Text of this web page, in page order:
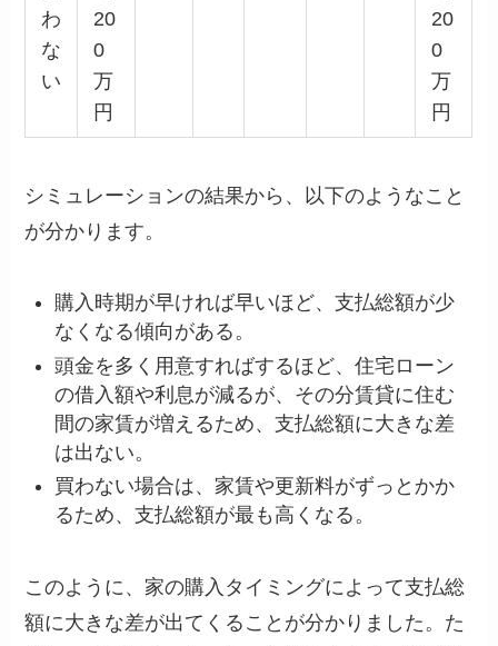
わ
な
い
20
0
万
円
20
0
万
円
シミュレーションの結果から、以下のようなこと
が分かります。
購入時期が早ければ早いほど、支払総額が少
なくなる傾向がある。
頭金を多く用意すればするほど、住宅ローン
の借入額や利息が減るが、その分賃貸に住む
間の家賃が増えるため、支払総額に大きな差
は出ない。
買わない場合は、家賃や更新料がずっとかか
るため、支払総額が最も高くなる。
このように、家の購入タイミングによって支払総
額に大きな差が出てくることが分かりました。た